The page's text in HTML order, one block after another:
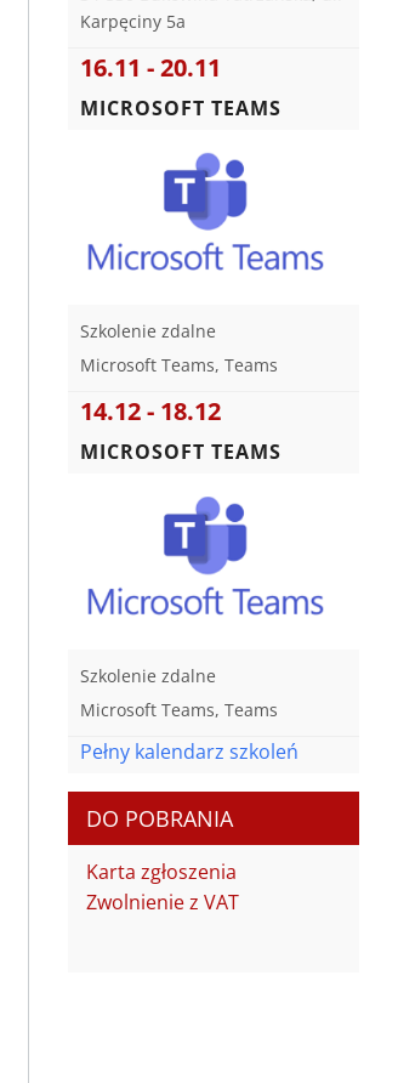
Karpęciny 5a
16.11 - 20.11
MICROSOFT TEAMS
Szkolenie zdalne
Microsoft Teams, Teams
14.12 - 18.12
MICROSOFT TEAMS
Szkolenie zdalne
Microsoft Teams, Teams
Pełny kalendarz szkoleń
DO POBRANIA
Karta zgłoszenia
Zwolnienie z VAT